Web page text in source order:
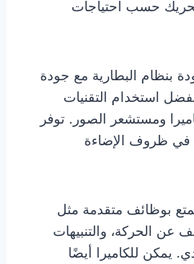
حسب احتياجات
بنظام البطارية مع جودة
استخدام التقنيات
ومستشعر الصور. توفر
في ظروف الإضاءة
بوظائف متقدمة مثل
عن الحركة، والتنبيهات
يمكن للكاميرا أيضًا